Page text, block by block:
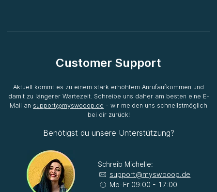
Customer Support
Aktuell kommt es zu einem stark erhöhtem Anrufaufkommen und
damit zu längerer Wartezeit. Schreibe uns daher am besten eine E-
Mail an support@myswooop.de - wir melden uns schnellstmöglich
bei dir zurück!
Benötigst du unsere Unterstützung?
Schreib Michelle:
support@myswooop.de
Mo-Fr 09:00 - 17:00